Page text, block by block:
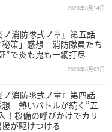
2020年8月14日
ノ消防隊弐ノ章』第五話
秘策」感想 消防隊員たち
”で炎も鬼も一網打尽
2020年8月03日
ノ消防隊弐ノ章』第四話
想 熱いバトルが続く”五
！桜備の呼びかけでカリ
が駆けつける